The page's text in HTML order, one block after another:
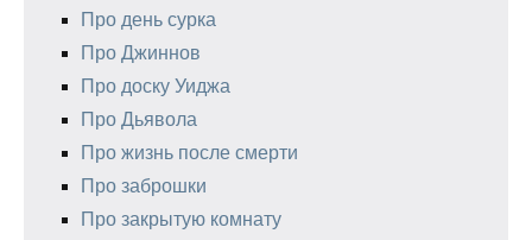
Про день сурка
Про Джиннов
Про доску Уиджа
Про Дьявола
Про жизнь после смерти
Про заброшки
Про закрытую комнату